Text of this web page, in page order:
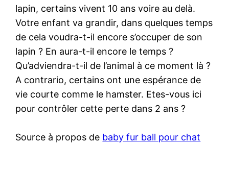
lapin, certains vivent 10 ans voire au delà.
Votre enfant va grandir, dans quelques temps
de cela voudra-t-il encore s’occuper de son
lapin ? En aura-t-il encore le temps ?
Qu’adviendra-t-il de l’animal à ce moment là ?
A contrario, certains ont une espérance de
vie courte comme le hamster. Etes-vous ici
pour contrôler cette perte dans 2 ans ?
Source à propos de baby fur ball pour chat